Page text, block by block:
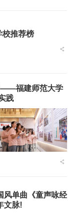
校推荐榜
——福建师范大学
践
风单曲《童声咏经
文脉!